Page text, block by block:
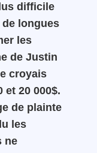
difficile
de longues
les
de Justin
croyais
et 20 000$.
de plainte
les
ne